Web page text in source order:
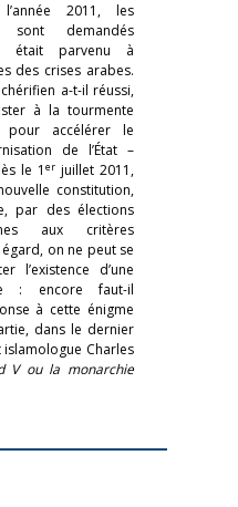
2011, les
sont demandés
était parvenu à
des crises arabes.
a-t-il réussi,
à la tourmente
accélérer le
de l’État –
le 1 erjuillet 2011,
constitution,
par des élections
aux critères
on ne peut se
l’existence d’une
: encore faut-il
à cette énigme
dans le dernier
Charles
V ou la monarchie